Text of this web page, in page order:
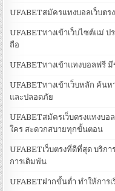
UFABETสมัครแทงบอลเว็บตร
UFABETทางเข้าเว็บไซต์แม่
ถือ
UFABETทางเข้าแทงบอลฟรี
UFABETทางเข้าเว็บหลัก ค้น
และปลอดภัย
UFABETสมัครเว็บตรงแทงบ
ใคร สะดวกสบายทุกขั้นตอน
UFABETเว็บตรงที่ดีที่สุด บริก
การเดิมพัน
UFABETฝากขั้นต่ำ ทำให้การ